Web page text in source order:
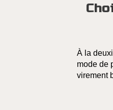
À la
mode de
virement